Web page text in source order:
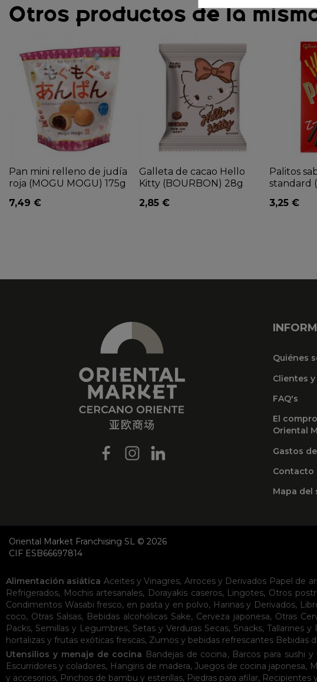
Otros productos de la
Pan mini relleno de judía
roja (MOGU MOGU) 175g
7,49 €
Galleta de cacao Hello
Kitty (BOURBON) 28g
2,85 €
Palitos
standard
3,25 €
Quiénes
Clientes
FAQ's
El
Oriental
Gastos
Contacto
Mapa del
Oriental Market Franchising SL © 2026
CIF ESB66697814
Alimentación asiática Aceites y Vinagres, Arroces y Derivados Papel de
Refrigerados, Mochis artesanales, Dorayakis caseros, Lingotes, Otros
Condimentos Wasabi fresco, en pasta y en polvo, Harinas y Derivados,
coco, Otras Salsas, Bebidas alcohólicas Sake, Cerveza japonesa, Otras
Packs, Semillas y Legumbres, Setas y Verduras Secas, Snacks,Tallarines y
hortalizas y frutas exóticas frescas, Zumos y bebidas refrescantes Bebidas
Utensilios y menaje de cocina Bandejas de cocina, Barcos para sushi
Escurridores y coladores, Hangiris de madera, Juegos de cocina japonesa,
y accesorios, Pinchos de bambu y esterillas, Piedras para afilar, Recipientes